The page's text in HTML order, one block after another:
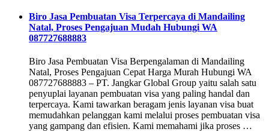
Biro Jasa Pembuatan Visa Terpercaya di Mandailing
Natal, Proses Pengajuan Mudah Hubungi WA
087727688883
Biro Jasa Pembuatan Visa Berpengalaman di Mandailing
Natal, Proses Pengajuan Cepat Harga Murah Hubungi WA
087727688883 – PT. Jangkar Global Group yaitu salah satu
penyuplai layanan pembuatan visa yang paling handal dan
terpercaya. Kami tawarkan beragam jenis layanan visa buat
memudahkan pelanggan kami melalui proses pembuatan visa
yang gampang dan efisien. Kami memahami jika proses …